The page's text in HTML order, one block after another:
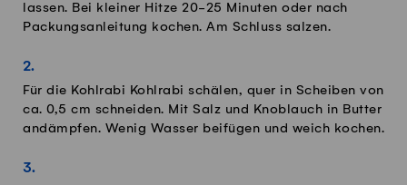
lassen. Bei kleiner Hitze 20-25 Minuten oder nach
Packungsanleitung kochen. Am Schluss salzen.
Für die Kohlrabi Kohlrabi schälen, quer in Scheiben von
ca. 0,5 cm schneiden. Mit Salz und Knoblauch in Butter
andämpfen. Wenig Wasser beifügen und weich kochen.